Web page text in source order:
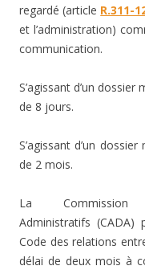
regardé (article R.311-
et l’administration)
communication.
S’agissant d’un
de 8 jours.
S’agissant d’un
de 2 mois.
La
Administratifs (CADA)
Code des relations
délai de deux mois à